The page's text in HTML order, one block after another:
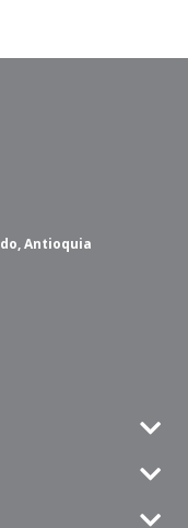
Antioquia